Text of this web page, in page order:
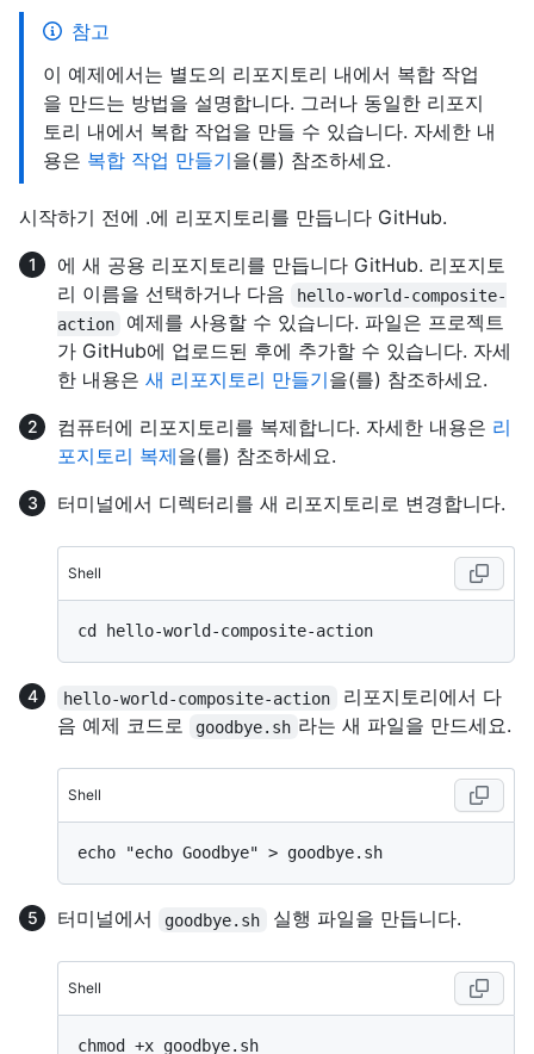
참고
이 예제에서는 별도의 리포지토리 내에서 복합 작업
을 만드는 방법을 설명합니다. 그러나 동일한 리포지
토리 내에서 복합 작업을 만들 수 있습니다. 자세한 내
용은 복합 작업 만들기을(를) 참조하세요.
시작하기 전에 .에 리포지토리를 만듭니다 GitHub.
에 새 공용 리포지토리를 만듭니다 GitHub. 리포지토
리 이름을 선택하거나 다음
hello-world-composite-
action
예제를 사용할 수 있습니다. 파일은 프로젝트
가 GitHub에 업로드된 후에 추가할 수 있습니다. 자세
한 내용은 새 리포지토리 만들기을(를) 참조하세요.
컴퓨터에 리포지토리를 복제합니다. 자세한 내용은 리
포지토리 복제을(를) 참조하세요.
터미널에서 디렉터리를 새 리포지토리로 변경합니다.
Shell
hello-world-composite-action
리포지토리에서 다
음 예제 코드로
goodbye.sh 라는 새 파일을 만드세요.
Shell
터미널에서 goodbye.sh 실행 파일을 만듭니다.
Shell